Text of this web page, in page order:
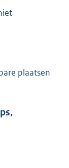
plaatsen